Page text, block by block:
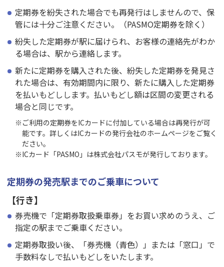
定期券を紛失された場合でも再発行はしませんので、保
管には十分ご注意ください。（PASMO定期券を除く）
紛失した定期券が駅に届けられ、お客様の連絡先がわか
る場合は、駅から連絡します。
新たに定期券を購入された後、紛失した定期券を発見さ
れた場合は、有効期間内に限り、新たに購入した定期券
を払いもどしします。払いもどし額は区間の変更される
場合と同じです。
ご利用の定期券をICカードに付加している場合は再発行が可
能です。詳しくはICカードの発行会社のホームページをご覧く
ださい。
ICカード「PASMO」は株式会社パスモが発行しております。
定期券の発売駅までのご乗車について
【行き】
券売機で「定期券取扱乗車券」をお買い求めのうえ、ご
指定の駅までご乗車ください。
定期券取扱い後、「券売機（青色）」または「窓口」で
手数料なしで払いもどしをいたします。